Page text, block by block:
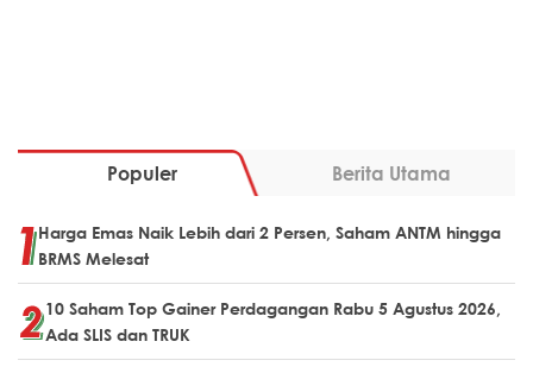
Populer Berita Utama
Harga Emas Naik Lebih dari 2 Persen, Saham ANTM hingga
BRMS Melesat
10 Saham Top Gainer Perdagangan Rabu 5 Agustus 2026,
Ada SLIS dan TRUK